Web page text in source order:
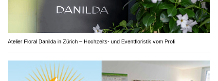
Atelier Floral Danilda in Zürich – Hochzeits- und Eventfloristik vom Profi